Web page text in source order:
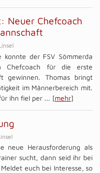
Neuer Chefcoach
konnte der FSV Sömmerda
Chefcoach für die erste
gewinnen. Thomas bringt
im Männerbereich mit.
ihn fiel per ... [mehr]
neue Herausforderung als
sucht, dann seid ihr bei
euch bei Interesse, so